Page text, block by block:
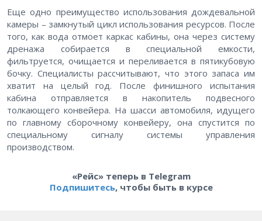
Еще одно преимущество использования дождевальной
камеры – замкнутый цикл использования ресурсов. После
того, как вода отмоет каркас кабины, она через систему
дренажа собирается в специальной емкости,
фильтруется, очищается и переливается в пятикубовую
бочку. Специалисты рассчитывают, что этого запаса им
хватит на целый год. После финишного испытания
кабина отправляется в накопитель подвесного
толкающего конвейера. На шасси автомобиля, идущего
по главному сборочному конвейеру, она спустится по
специальному сигналу системы управления
производством.
«Рейс» теперь в Telegram
Подпишитесь, чтобы быть в курсе